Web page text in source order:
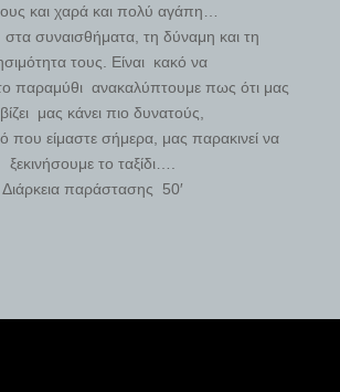
και χαρά και πολύ αγάπη…
στα συναισθήματα, τη δύναμη και τη
τους. Είναι κακό να
παραμύθι ανακαλύπτουμε πως ότι μας
μας κάνει πιο δυνατούς,
που είμαστε σήμερα, μας παρακινεί να
ξεκινήσουμε το ταξίδι….
Διάρκεια παράστασης 50′